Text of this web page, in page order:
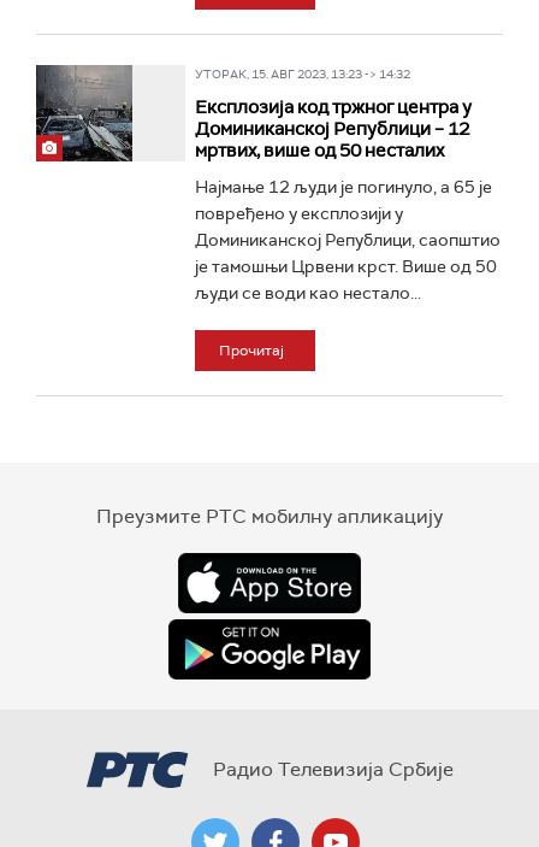
УТОРАК, 15. АВГ 2023, 13:23 -> 14:32
Експлозија код тржног центра у
Доминиканској Републици – 12
мртвих, више од 50 несталих
Најмање 12 људи је погинуло, а 65 је
повређено у експлозији у
Доминиканској Републици, саопштио
је тамошњи Црвени крст. Више од 50
људи се води као нестало...
Прочитај
Преузмите РТС мобилну апликацију
Радио Телевизија Србије